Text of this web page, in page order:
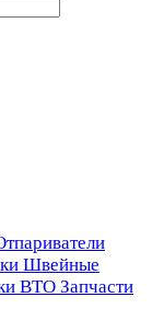
Швейные
ВТО Запчасти